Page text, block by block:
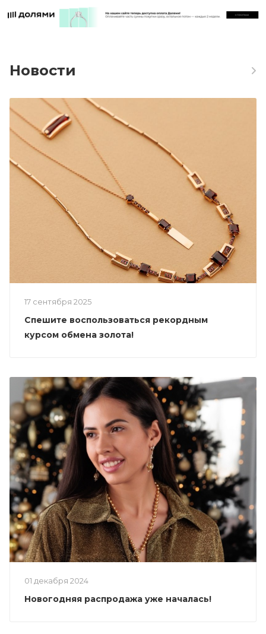
Новости
17 сентября 2025
Спешите воспользоваться рекордным
курсом обмена золота!
01 декабря 2024
Новогодняя распродажа уже началась!